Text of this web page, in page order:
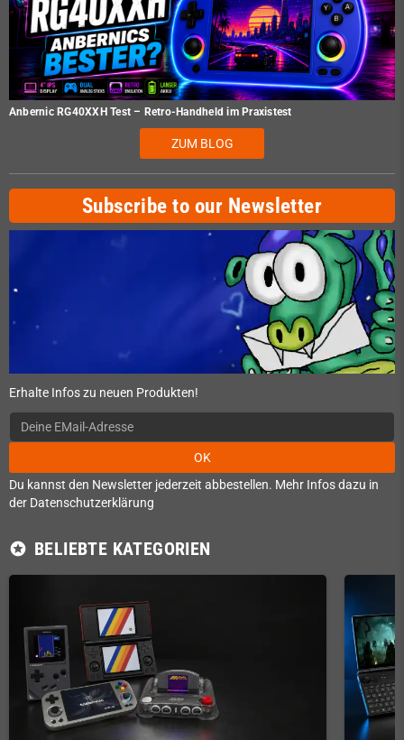
Anbernic RG40XXH Test – Retro-Handheld im Praxistest
ZUM BLOG
Subscribe to our Newsletter
Erhalte Infos zu neuen Produkten!
OK
Du kannst den Newsletter jederzeit abbestellen. Mehr Infos dazu in
der Datenschutzerklärung
stars BELIEBTE KATEGORIEN